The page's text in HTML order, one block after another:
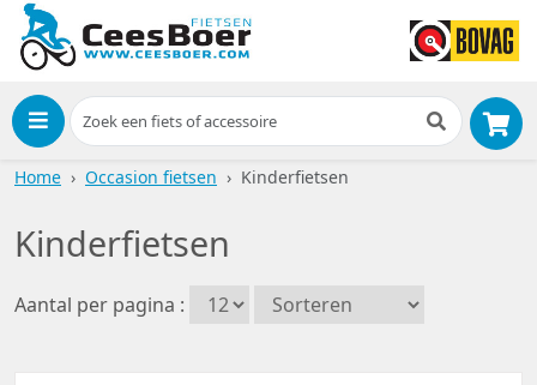
Menu
Home Occasion fietsen Kinderfietsen
Aantal per pagina :
Kinderfietsen